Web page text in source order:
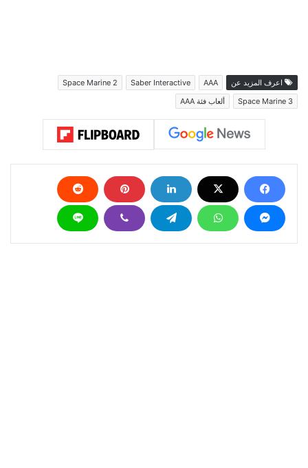
اعرف المزيد عن AAA
Saber Interactive
Space Marine 2
Space Marine 3
ألعاب فئة AAA